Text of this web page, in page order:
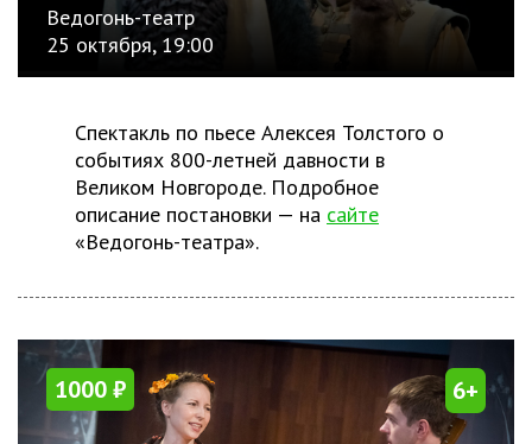
Ведогонь-театр
25 октября, 19:00
Спектакль по пьесе Алексея Толстого о
событиях 800-летней давности в
Великом Новгороде. Подробное
описание постановки — на сайте
«Ведогонь-театра».
1000 ₽ 6+